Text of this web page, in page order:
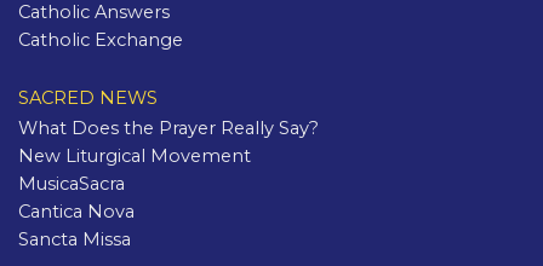
Catholic Answers
Catholic Exchange
SACRED NEWS
What Does the Prayer Really Say?
New Liturgical Movement
MusicaSacra
Cantica Nova
Sancta Missa